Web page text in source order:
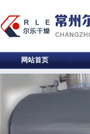
网站首页